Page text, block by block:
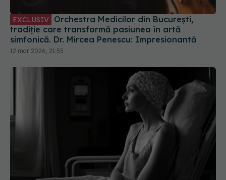
EXCLUSIV
tradiție care transformă pasiunea în artă
simfonică. Dr. Mircea Penescu: Impresionantă
12 mar 2026, 21:55